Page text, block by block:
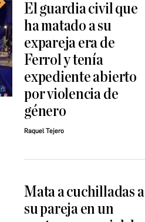
El guardia civil que
ha matado a su
expareja era de
Ferrol y tenía
expediente abierto
por violencia de
género
Raquel Tejero
Mata a cuchilladas a
su pareja en un